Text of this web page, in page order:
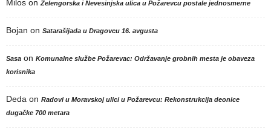
Milos onZelengorska i Nevesinjska ulica u Požarevcu postale jednosmerne
Bojan on Satarašijada u Dragovcu 16. avgusta
Sasa on Komunalne službe Požarevac: Održavanje grobnih mesta je obaveza
korisnika
Deda on Radovi u Moravskoj ulici u Požarevcu: Rekonstrukcija deonice
dugačke 700 metara